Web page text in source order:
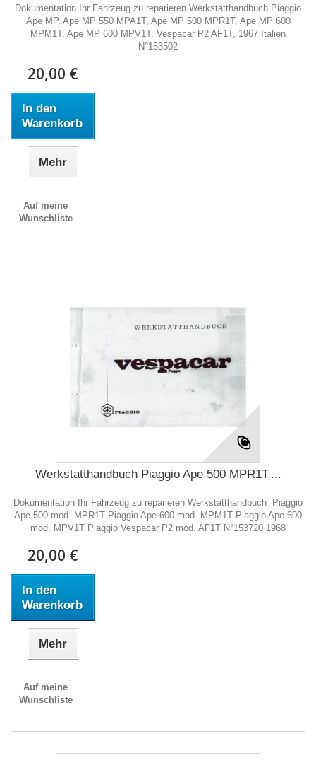
Dokumentation Ihr Fahrzeug zu reparieren Werkstatthandbuch Piaggio
Ape MP, Ape MP 550 MPA1T, Ape MP 500 MPR1T, Ape MP 600
MPM1T, Ape MP 600 MPV1T, Vespacar P2 AF1T, 1967 Italien
N°153502
20,00 €
In den
Warenkorb
Mehr
Auf meine
Wunschliste
Werkstatthandbuch Piaggio Ape 500 MPR1T,...
Dokumentation Ihr Fahrzeug zu reparieren Werkstatthandbuch Piaggio
Ape 500 mod. MPR1T Piaggio Ape 600 mod. MPM1T Piaggio Ape 600
mod. MPV1T Piaggio Vespacar P2 mod. AF1T N°153720 1968
20,00 €
In den
Warenkorb
Mehr
Auf meine
Wunschliste